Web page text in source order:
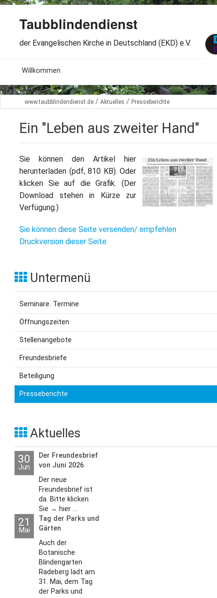
Taubblindendienst
der Evangelischen Kirche in Deutschland (EKD) e.V.
Willkommen
Aktuelles
Arbeitsbereiche
Spenden
Dabeisein
www.taubblindendienst.de / Aktuelles / Presseberichte
Ein "Leben aus zweiter Hand"
Sie können den Artikel hier
herunterladen (pdf, 810 KB). Oder
klicken Sie auf die Grafik. (Der
Download stehen in Kürze zur
Verfügung.)
Sie können diese Seite versenden/ empfehlen
Druckversion dieser Seite
Untermenü
Seminare. Termine
Öffnungszeiten
Stellenangebote
Freundesbriefe
Beteiligung
Presseberichte
Aktuelles
30
Jun
Der Freundesbrief
von Juni 2026
Der neue
Freundesbrief ist
da. Bitte klicken
Sie → hier ...
21
Mai
Tag der Parks und
Gärten
Auch der
Botanische
Blindengarten
Radeberg lädt am
31. Mai, dem Tag
der Parks und